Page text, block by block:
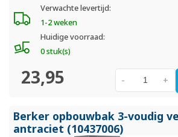
Verwachte levertijd:
1-2 weken
Huidige voorraad:
0 stuk(s)
23,95 +
-
Berker opbouwbak 3-voudig
antraciet (10437006)